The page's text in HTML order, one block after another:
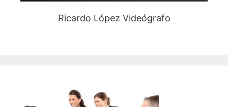
Ricardo López Videógrafo